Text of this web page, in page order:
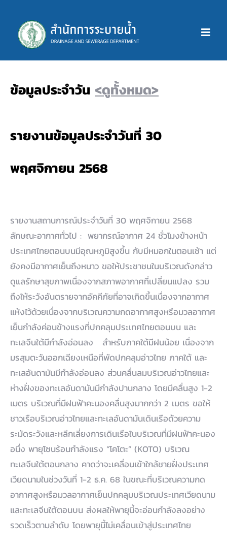
content
ข้อมูลประจำวัน <ดูทั้งหมด>
รายงานข้อมูลประจำวันที่ 30
พฤศจิกายน 2568
รายงานสถานการณ์ประจำวันที่ 30 พฤศจิกายน 2568
ลักษณะอากาศทั่วไป : พยากรณ์อากาศ 24 ชั่วโมงข้างหน้า
ประเทศไทยตอนบนมีอุณหภูมิสูงขึ้น กับมีหมอกในตอนเช้า แต่
ยังคงมีอากาศเย็นถึงหนาว ขอให้ประชาชนในบริเวณดังกล่าว
ดูแลรักษาสุขภาพเนื่องจากสภาพอากาศที่เปลี่ยนแปลง รวม
ถึงให้ระวังอันตรายจากอัคคีภัยที่อาจเกิดขึ้นเนื่องจากอากาศ
แห้งไว้ด้วยเนื่องจากบริเวณความกดอากาศสูงหรือมวลอากาศ
เย็นกำลังค่อนข้างแรงที่ปกคลุมประเทศไทยตอนบน และ
ทะเลจีนใต้มีกำลังอ่อนลง สำหรับภาคใต้มีฝนน้อย เนื่องจาก
มรสุมตะวันออกเฉียงเหนือที่พัดปกคลุมอ่าวไทย ภาคใต้ และ
ทะเลอันดามันมีกำลังอ่อนลง ส่วนคลื่นลมบริเวณอ่าวไทยและ
ห่างฝั่งของทะเลอันดามันมีกำลังปานกลาง โดยมีคลื่นสูง 1-2
เมตร บริเวณที่มีฝนฟ้าคะนองคลื่นสูงมากกว่า 2 เมตร ขอให้
ชาวเรือบริเวณอ่าวไทยและทะเลอันดามันเดินเรือด้วยความ
ระมัดระวังและหลีกเลี่ยงการเดินเรือในบริเวณที่มีฝนฟ้าคะนอง
อนึ่ง พายุโซนร้อนกำลังแรง “โคโตะ” (KOTO) บริเวณ
ทะเลจีนใต้ตอนกลาง คาดว่าจะเคลื่อนเข้าใกล้ชายฝั่งประเทศ
เวียดนามในช่วงวันที่ 1-2 ธ.ค. 68 ในขณะที่บริเวณความกด
อากาศสูงหรือมวลอากาศเย็นปกคลุมบริเวณประเทศเวียดนาม
และทะเลจีนใต้ตอนบน ส่งผลให้พายุนี้จะอ่อนกำลังลงอย่าง
รวดเร็วตามลำดับ โดยพายุนี้ไม่เคลื่อนเข้าสู่ประเทศไทย